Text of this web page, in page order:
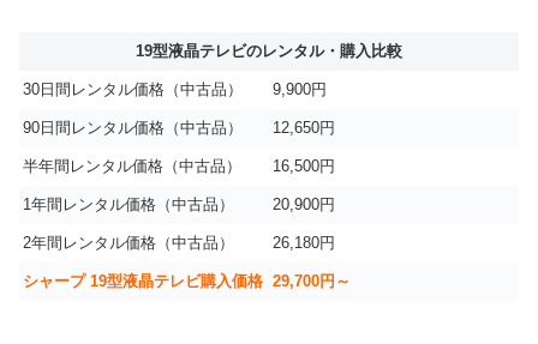
19型液晶テレビのレンタル・購入比較
30日間レンタル価格（中古品） 9,900円
90日間レンタル価格（中古品） 12,650円
半年間レンタル価格（中古品） 16,500円
1年間レンタル価格（中古品） 20,900円
2年間レンタル価格（中古品） 26,180円
シャープ 19型液晶テレビ購入価格 29,700円～